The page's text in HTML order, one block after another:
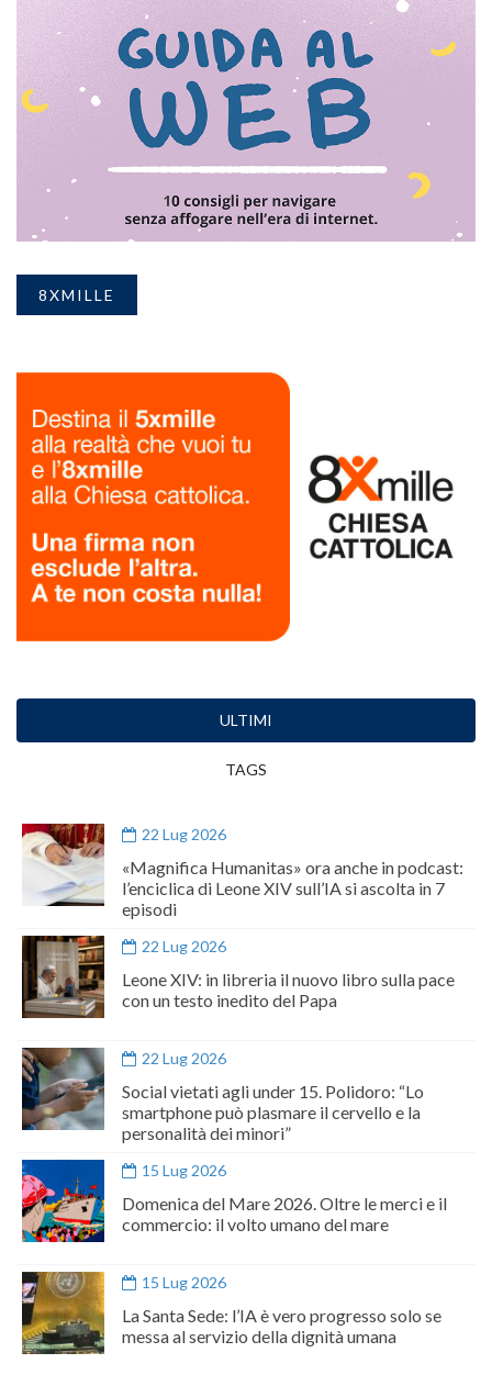
8XMILLE
ULTIMI
TAGS
22 Lug 2026
«Magnifica Humanitas» ora anche in podcast:
l’enciclica di Leone XIV sull’IA si ascolta in 7
episodi
22 Lug 2026
Leone XIV: in libreria il nuovo libro sulla pace
con un testo inedito del Papa
22 Lug 2026
Social vietati agli under 15. Polidoro: “Lo
smartphone può plasmare il cervello e la
personalità dei minori”
15 Lug 2026
Domenica del Mare 2026. Oltre le merci e il
commercio: il volto umano del mare
15 Lug 2026
La Santa Sede: l’IA è vero progresso solo se
messa al servizio della dignità umana